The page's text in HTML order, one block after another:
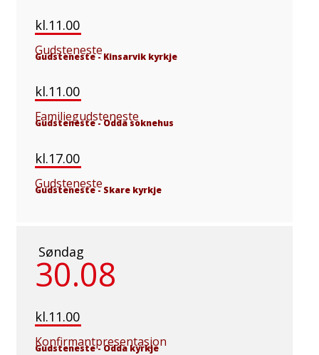
kl.11.00
Gudsteneste
Gudsteneste-Kinsarvik kyrkje
kl.11.00
Familiegudsteneste
Gudsteneste -Odda soknehus
kl.17.00
Gudsteneste
Gudsteneste-Skare kyrkje
Søndag
30.08
kl.11.00
Konfirmantpresentasjon
Gudsteneste-Odda kyrkje